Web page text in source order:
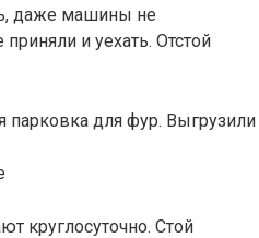
даже машины не
и уехать. Отстой
парковка для фур. Выгрузили
круглосуточно. Стой